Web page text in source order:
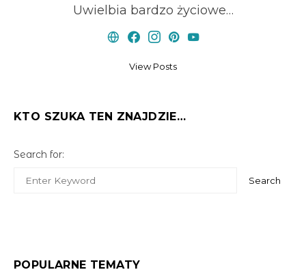
Uwielbia bardzo życiowe…
View Posts
KTO SZUKA TEN ZNAJDZIE…
Search for:
Search
POPULARNE TEMATY